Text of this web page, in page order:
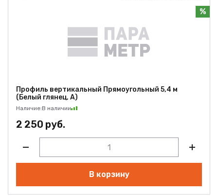
%
Профиль вертикальный Прямоугольный 5,4 м
(Белый глянец, А)
Наличие:В наличии
2 250 руб.
В корзину